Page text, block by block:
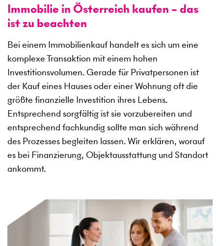
Immobilie in Österreich kaufen – das
ist zu beachten
Bei einem Immobilienkauf handelt es sich um eine
komplexe Transaktion mit einem hohen
Investitionsvolumen. Gerade für Privatpersonen ist
der Kauf eines Hauses oder einer Wohnung oft die
größte finanzielle Investition ihres Lebens.
Entsprechend sorgfältig ist sie vorzubereiten und
entsprechend fachkundig sollte man sich während
des Prozesses begleiten lassen. Wir erklären, worauf
es bei Finanzierung, Objektausstattung und Standort
ankommt.